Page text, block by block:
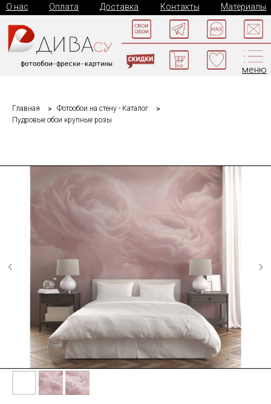
Контакты Материалы
О нас Доставка
Оплата
меню
Главная
Фотообои на стену - Каталог
Пудровые обои крупные розы